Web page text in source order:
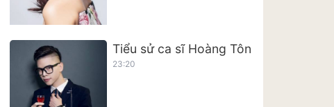
Tiểu sử ca sĩ Hoàng Tôn
23:20